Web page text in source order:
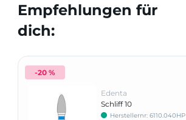
Empfehlungen für
dich:
-20 %
Edenta
Schliff 10
Herstellernr: 6110.040HP